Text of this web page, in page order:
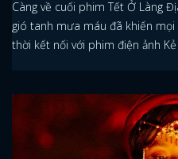
Càng về cuối phim Tết Ở Làng
gió tanh mưa máu đã khiến
thời kết nối với phim điện ảnh Kẻ